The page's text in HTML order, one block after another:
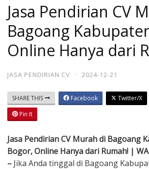
Jasa Pendirian CV
Bagoang
Online Hanya dari
JASA PENDIRIAN CV · 2024-12-21
SHARE THIS Facebook Twitter/X
Pin It
Jasa Pendirian CV Murah di Bagoang
Bogor, Online Hanya dari Rumah! |
– Jika Anda tinggal di Bagoang